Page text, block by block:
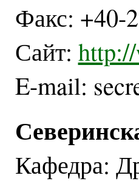
Факс: +40-
Сайт:
E-mail:
Кафедра: